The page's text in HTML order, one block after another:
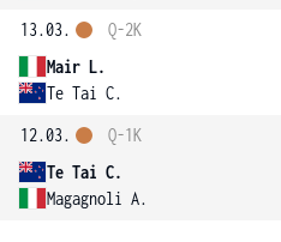
13.03.
Mair L.
Te Tai C.
Q-2K
12.03.
Te Tai C.
Magagnoli A.
Q-1K